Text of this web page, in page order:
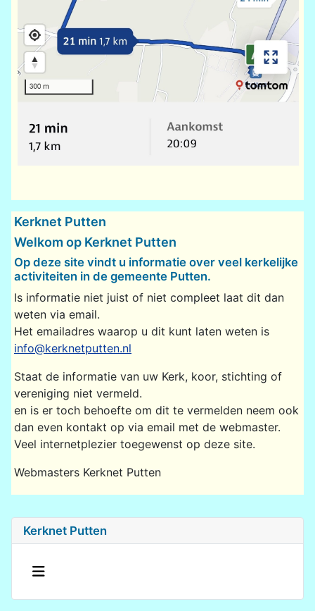
Kerknet Putten
Kerknet Putten
Welkom op Kerknet Putten
Op deze site vindt u informatie over veel kerkelijke
activiteiten in de gemeente Putten.
Is informatie niet juist of niet compleet laat dit dan
weten via email.
Het emailadres waarop u dit kunt laten weten is
info@kerknetputten.nl
Staat de informatie van uw Kerk, koor, stichting of
vereniging niet vermeld.
en is er toch behoefte om dit te vermelden neem ook
dan even kontakt op via email met de webmaster.
Veel internetplezier toegewenst op deze site.
Webmasters Kerknet Putten